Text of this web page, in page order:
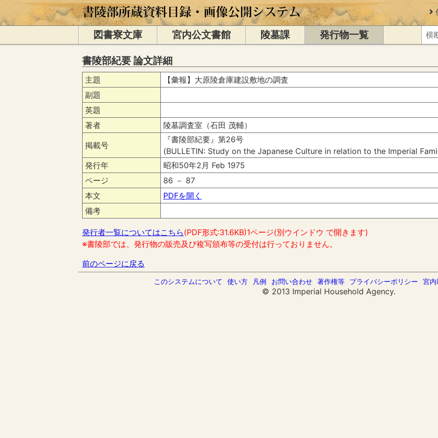
図書寮文庫 宮内公文書館 陵墓課 発行物一覧
書陵部紀要 論文詳細
主題
【彙報】大原陵倉庫建設敷地の調査
副題
英題
著者
陵墓調査室（石田 茂輔）
掲載号
『書陵部紀要』第26号
(BULLETIN: Study on the Japanese Culture in relation to the Imperial
発行年
昭和50年2月 Feb 1975
ページ
86 － 87
本文
PDFを開く
備考
発行者一覧についてはこちら(PDF形式:31.6KB)1ページ(別ウインドウ で開きます)
※書陵部では、発行物の販売及び複写頒布等の受付は行っておりません。
前のページに戻る
このシステムについて 使い方 凡例 お問い合わせ 著作権等 プライバシーポリシー 宮内
© 2013 Imperial Household Agency.